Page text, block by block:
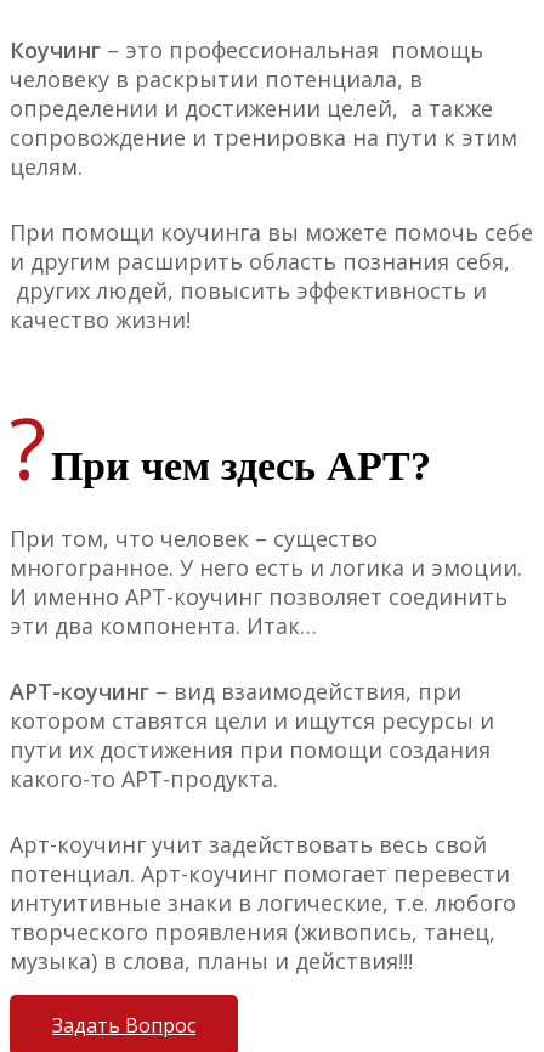
Коучинг – это профессиональная помощь
человеку в раскрытии потенциала, в
определении и достижении целей, а также
сопровождение и тренировка на пути к этим
целям.
При помощи коучинга вы можете помочь себе
и другим расширить область познания себя,
других людей, повысить эффективность и
качество жизни!
?При чем здесь АРТ?
При том, что человек – существо
многогранное. У него есть и логика и эмоции.
И именно АРТ-коучинг позволяет соединить
эти два компонента. Итак…
АРТ-коучинг – вид взаимодействия, при
котором ставятся цели и ищутся ресурсы и
пути их достижения при помощи создания
какого-то АРТ-продукта.
Арт-коучинг учит задействовать весь свой
потенциал. Арт-коучинг помогает перевести
интуитивные знаки в логические, т.е. любого
творческого проявления (живопись, танец,
музыка) в слова, планы и действия!!!
Задать Вопрос